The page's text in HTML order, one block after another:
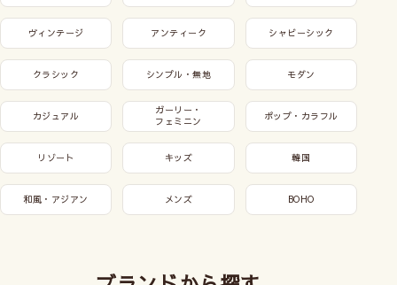
ヴィンテージ アンティーク シャビーシック
クラシック シンプル・無地 モダン
カジュアル
ガーリー・
フェミニン
ポップ・カラフル
リゾート キッズ 韓国
和風・アジアン メンズ BOHO